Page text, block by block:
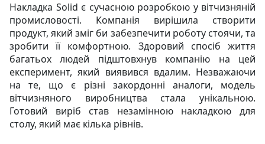
Накладка Sоlid є сучасною розробкою у вітчизняній
промисловості. Компанія вирішила створити
продукт, який зміг би забезпечити роботу стоячи, та
зробити її комфортною. Здоровий спосіб життя
багатьох людей підштовхнув компанію на цей
експеримент, який виявився вдалим. Незважаючи
на те, що є різні закордонні аналоги, модель
вітчизняного виробництва стала унікальною.
Готовий виріб став незамінною накладкою для
столу, який має кілька рівнів.